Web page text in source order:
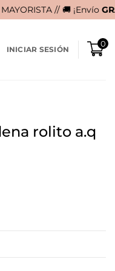
GRATIS en compras
INICIAR SESIÓN
0
rolito a.q